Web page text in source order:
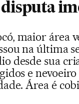
disputa
maior área
na última
desde sua
e
Área é